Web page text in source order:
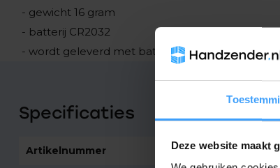
Deze website maakt
- gewicht 16 gram
- batterij CR2032
- wordt geleverd met batterij en wandhouder
Specificaties
Artikelnummer 2435